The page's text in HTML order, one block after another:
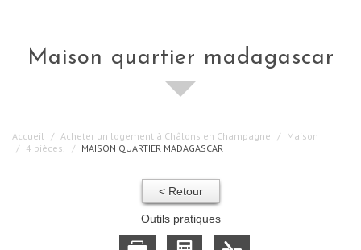
maison quartier madagascar
Accueil Acheter un logement à Châlons en Champagne
Maison
4 pièces.
MAISON QUARTIER MADAGASCAR
< Retour
Outils pratiques